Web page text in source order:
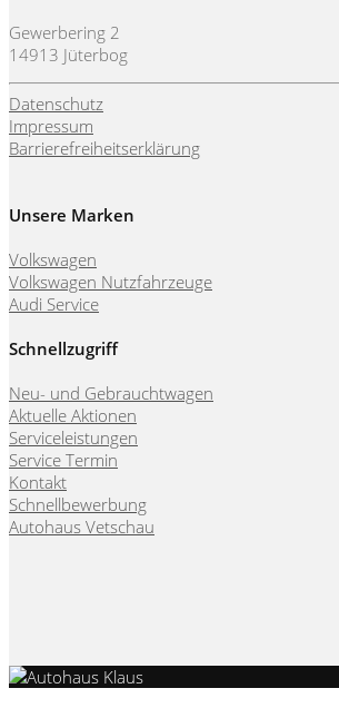
Gewerbering 2
14913 Jüterbog
Datenschutz
Impressum
Barrierefreiheitserklärung
Unsere Marken
Volkswagen
Volkswagen Nutzfahrzeuge
Audi Service
Schnellzugriff
Neu- und Gebrauchtwagen
Aktuelle Aktionen
Serviceleistungen
Service Termin
Kontakt
Schnellbewerbung
Autohaus Vetschau